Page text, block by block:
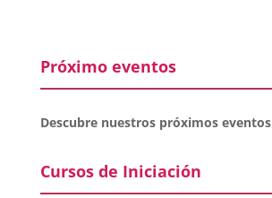
Próximo eventos
Descubre nuestros próximos eventos
Cursos de Iniciación